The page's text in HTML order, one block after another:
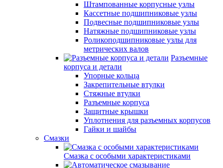
Штампованные корпусные узлы
Кассетные подшипниковые узлы
Подвесные подшипниковые узлы
Натяжные подшипниковые узлы
Роликоподшипниковые узлы для
метрических валов
Разъемные
корпуса и детали
Упорные кольца
Закрепительные втулки
Стяжные втулки
Разъемные корпуса
Защитные крышки
Уплотнения для разъемных корпусов
Гайки и шайбы
Смазки
Смазка с особыми характеристиками